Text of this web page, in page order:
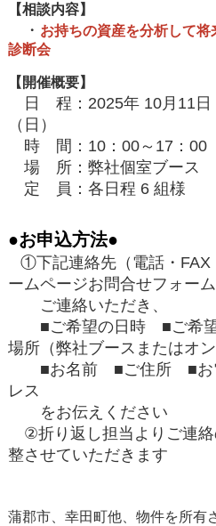
【相談内容】
・ お持ちの資産を分析して
診断会
【開催概要】
日 程：2025年 10月11日
（日）
時 間：10：00～17：00
場 所：弊社個室ブース
定 員：各日程 6 組様
●お申込方法●
①下記連絡先（電話・FAX
ームページお問合せフォー
ご連絡いただき、
■ご希望の日時 ■ご希望
場所（弊社ブースまたはオン
■お名前 ■ご住所 ■お
レス
をお伝えください
②折り返し担当よりご連絡
整させていただきます
蒲郡市、幸田町他、物件を所有